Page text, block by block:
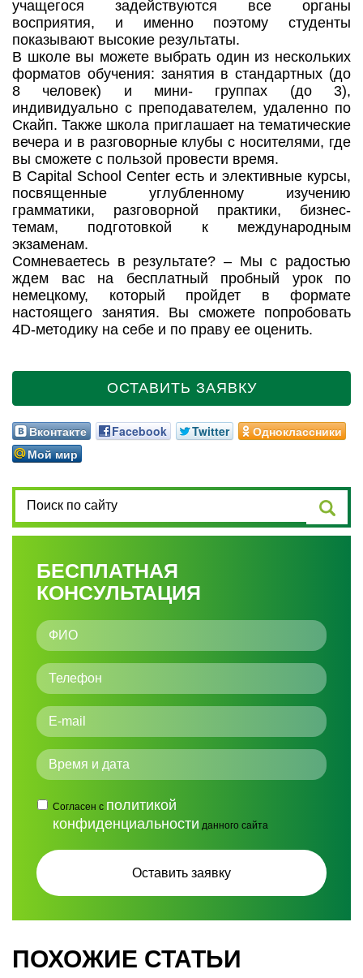
учащегося задействуются все органы
восприятия, и именно поэтому студенты
показывают высокие результаты.
В школе вы можете выбрать один из нескольких
форматов обучения: занятия в стандартных (до
8 человек) и мини- группах (до 3),
индивидуально с преподавателем, удаленно по
Скайп. Также школа приглашает на тематические
вечера и в разговорные клубы с носителями, где
вы сможете с пользой провести время.
В Capital School Center есть и элективные курсы,
посвященные углубленному изучению
грамматики, разговорной практики, бизнес-
темам, подготовкой к международным
экзаменам.
Сомневаетесь в результате? – Мы с радостью
ждем вас на бесплатный пробный урок по
немецкому, который пройдет в формате
настоящего занятия. Вы сможете попробовать
4D-методику на себе и по праву ее оценить.
ОСТАВИТЬ ЗАЯВКУ
Вконтакте Facebook Twitter
Одноклассники
Мой мир
БЕСПЛАТНАЯ
КОНСУЛЬТАЦИЯ
Согласен с политикой
конфиденциальности данного сайта
ПОХОЖИЕ СТАТЬИ